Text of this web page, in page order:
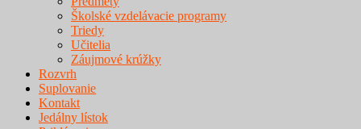
Školské vzdelávacie programy
Triedy
Učitelia
Záujmové krúžky
Rozvrh
Suplovanie
Kontakt
Jedálny lístok